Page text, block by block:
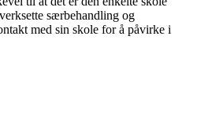
særbehandling og
med sin skole for å påvirke i